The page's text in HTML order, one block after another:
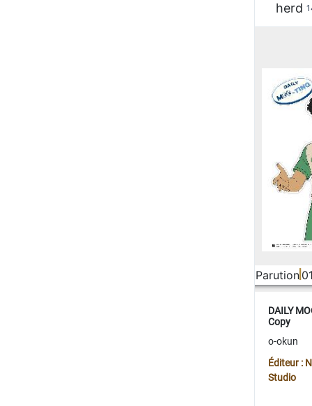
herd
Parution
DAILY
Copy
o-okun
Éditeur :
Studio